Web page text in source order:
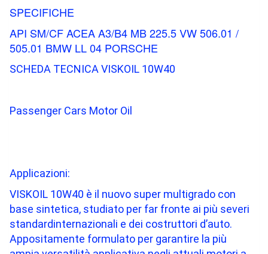
SPECIFICHE
API SM/CF ACEA A3/B4 MB 225.5 VW 506.01 /
505.01 BMW LL 04 PORSCHE
SCHEDA TECNICA VISKOIL 10W40
Passenger Cars Motor Oil
Applicazioni:
VISKOIL 10W40 è il nuovo super multigrado con
base sintetica, studiato per far fronte ai più severi
standardinternazionali e dei costruttori d’auto.
Appositamente formulato per garantire la più